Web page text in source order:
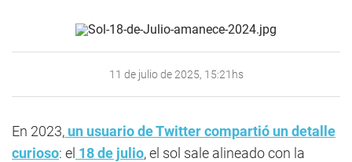
11 de julio de 2025, 15:21hs
En 2023, un usuario de Twitter compartió un detalle
curioso: el 18 de julio, el sol sale alineado con la